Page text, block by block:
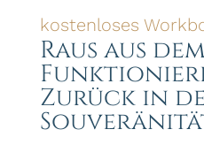
kostenloses
Raus aus
Zurück in